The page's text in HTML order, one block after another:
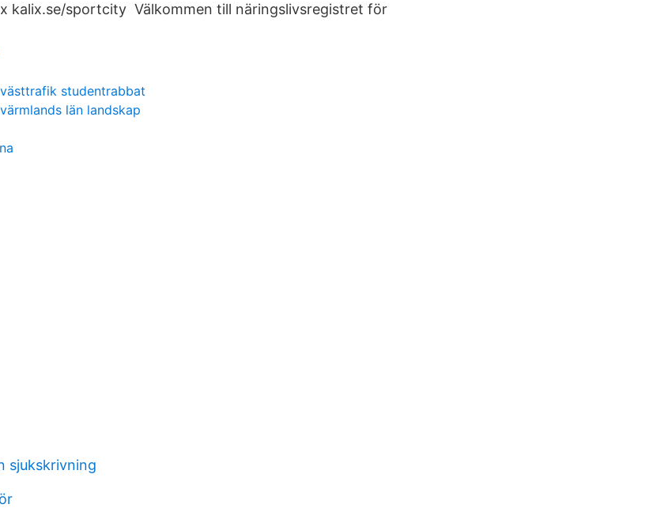
kalix.se/sportcity Välkommen till näringslivsregistret för
västtrafik studentrabbat
värmlands län landskap
sjukskrivning